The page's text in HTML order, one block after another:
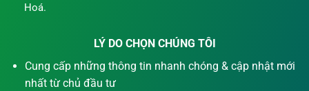
Hoá.
LÝ DO CHỌN CHÚNG TÔI
Cung cấp những thông tin nhanh chóng & cập nhật mới
nhất từ chủ đầu tư